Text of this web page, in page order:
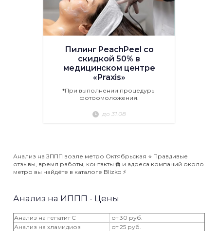
Пилинг PeachPeel со
скидкой 50% в
медицинском центре
«Praxis»
*При выполнении процедуры
фотоомоложения.
до 31.08
Анализ на ЗППП возле метро Октябрьская ⭐️ Правдивые
отзывы, время работы, контакты ☎️ и адреса компаний около
метро вы найдёте в каталоге Blizko ⚡️
Анализ на ИППП - Цены
Анализ на гепатит С
от 30 руб.
Анализ на хламидиоз
от 25 руб.